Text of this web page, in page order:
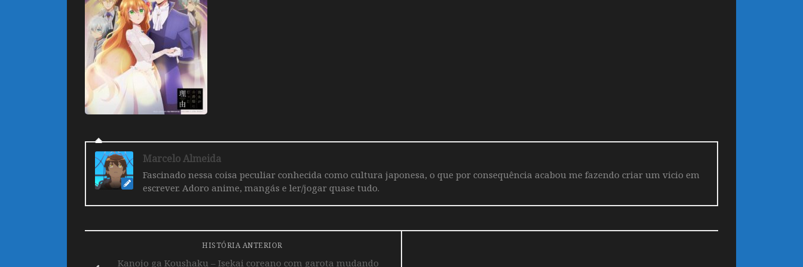
Marcelo Almeida
Fascinado nessa coisa peculiar conhecida como cultura japonesa, o que por consequência acabou me fazendo criar um vicio em
escrever. Adoro anime, mangás e ler/jogar quase tudo.
HISTÓRIA ANTERIOR
Kanojo ga Koushaku – Isekai coreano com garota mudando